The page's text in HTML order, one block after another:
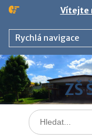
Skip
content
Vítejte
Rychlá navigace
ZŠ
Search
for: